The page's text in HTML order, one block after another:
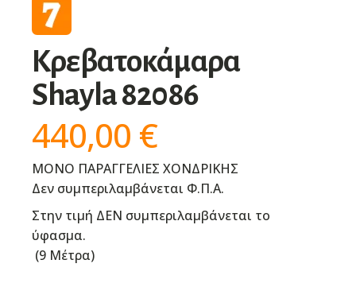
Κρεβατοκάμαρα
Shayla 82086
440,00 €
ΜΟΝΟ ΠΑΡΑΓΓΕΛΙΕΣ ΧΟΝΔΡΙΚΗΣ
Δεν συμπεριλαμβάνεται Φ.Π.Α.
Στην τιμή ΔΕΝ συμπεριλαμβάνεται το
ύφασμα.
(9 Μέτρα)